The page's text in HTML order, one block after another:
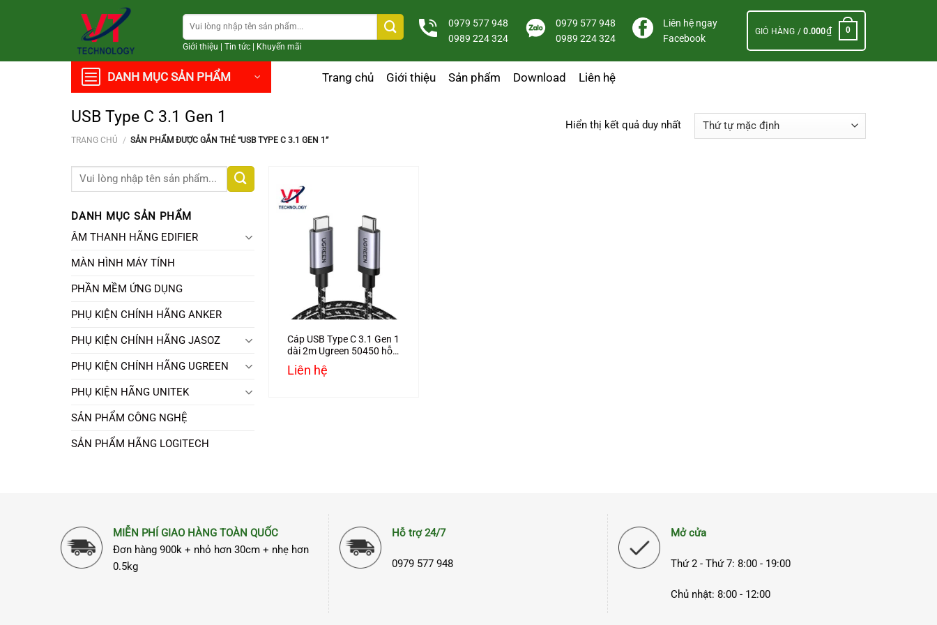
Tìm
kiếm:
Giới thiệu Tin tức| Khuyến mãi
0979 577 948
0989 224 324
0979 577 948
0989 224 324
Liên hệ ngay
Facebook
GIỎ HÀNG /0.000₫ 0
DANH MỤC SẢN PHẨM Trang chủ Giới thiệu Sản phẩm Download Liên hệ
USB Type C 3.1 Gen 1
TRANG CHỦ / SẢN PHẨM ĐƯỢC GẮN THẺ “USB TYPE C 3.1 GEN 1”
Hiển thị kết quả duy nhất
Tìm
DANH MỤC SẢN PHẨM
ÂM THANH HÃNG EDIFIER
MÀN HÌNH MÁY TÍNH
PHẦN MỀM ỨNG DỤNG
PHỤ KIỆN CHÍNH HÃNG ANKER
PHỤ KIỆN CHÍNH HÃNG JASOZ
PHỤ KIỆN CHÍNH HÃNG UGREEN
PHỤ KIỆN HÃNG UNITEK
SẢN PHẨM CÔNG NGHỆ
SẢN PHẨM HÃNG LOGITECH
Cáp USB Type C 3.1 Gen 1
dài 2m Ugreen 50450 hỗ
trợ 4K/60Hz
Liên hệ
MIỄN PHÍ GIAO HÀNG TOÀN QUỐC
Đơn hàng 900k + nhỏ hơn 30cm + nhẹ hơn
0.5kg
Hỗ trợ 24/7
0979 577 948
Mở cửa
Thứ 2 - Thứ 7: 8:00 - 19:00
Chủ nhật: 8:00 - 12:00